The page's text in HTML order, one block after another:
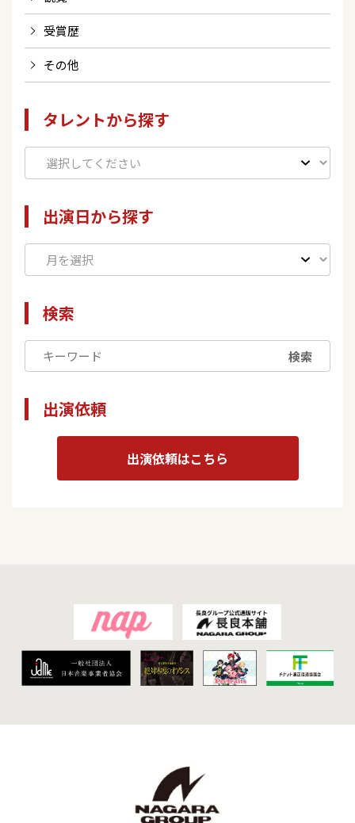
受賞歴
その他
タレントから探す
出演日から探す
検索
検索
出演依頼
出演依頼はこちら